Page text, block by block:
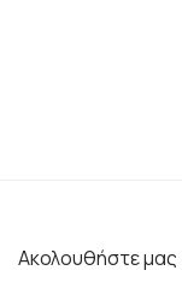
Ακολουθήστε μας